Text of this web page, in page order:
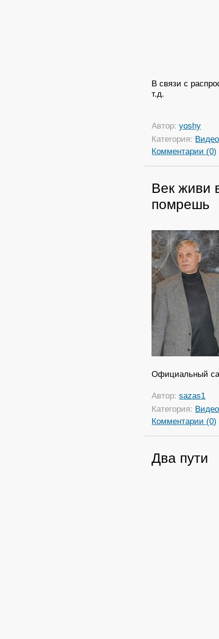
В связи с
т.д.
Автор:yoshy
Категория: Видео
Комментарии (0)
Век живи
помрешь
Официальный
Автор:sazas1
Категория: Видео
Комментарии (0)
Два пути